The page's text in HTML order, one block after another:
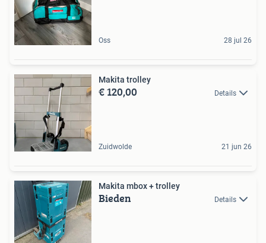
Oss 28 jul 26
Makita trolley
€ 120,00 Details
Zuidwolde 21 jun 26
Makita mbox + trolley
Bieden Details